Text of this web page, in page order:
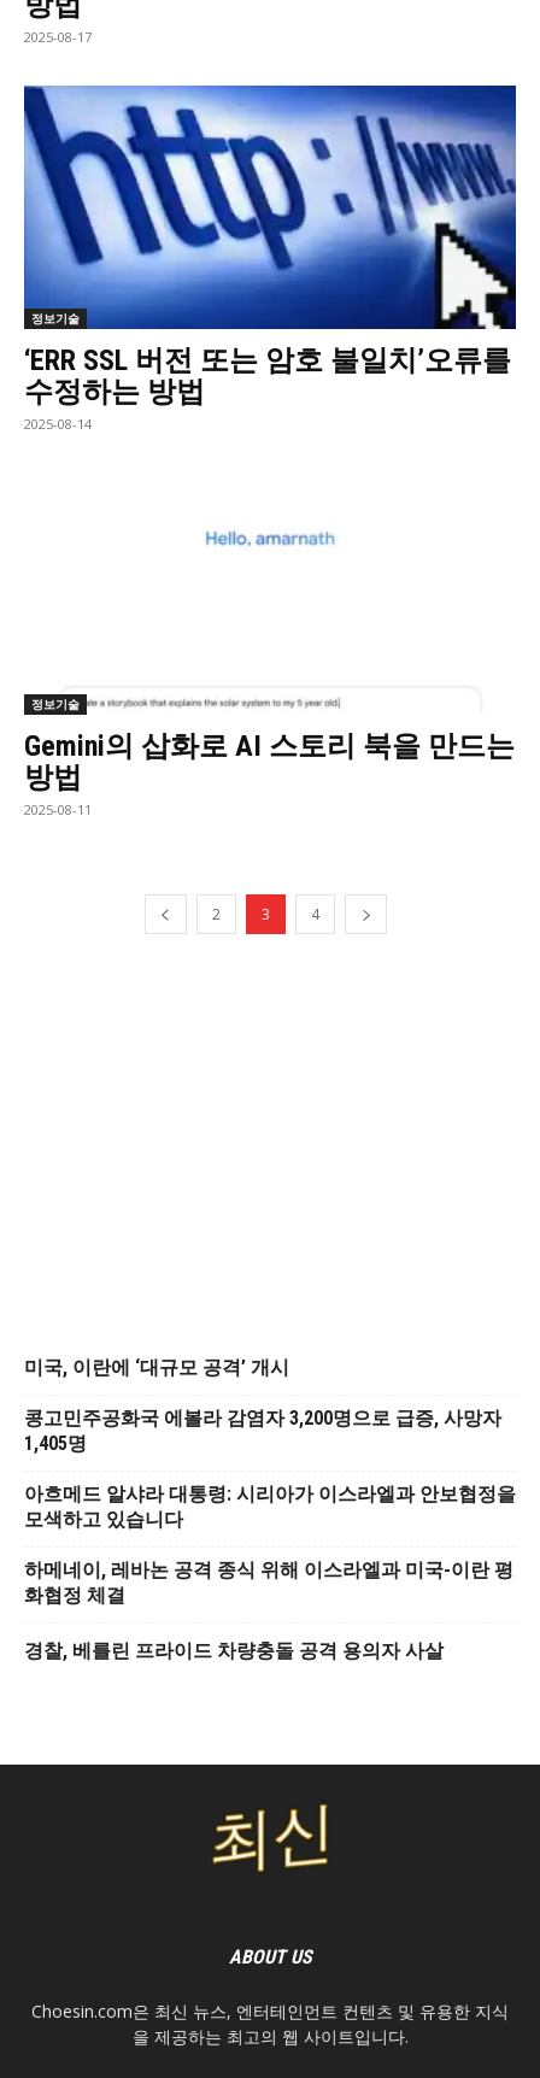
2025-08-17
정보기술
‘ERR SSL 버전 또는 암호 불일치’오류를
수정하는 방법
2025-08-14
정보기술
Gemini의 삽화로 AI 스토리 북을 만드는
방법
2025-08-11
2 3 4
미국, 이란에 ‘대규모 공격’ 개시
콩고민주공화국 에볼라 감염자 3,200명으로 급증, 사망자
1,405명
아흐메드 알샤라 대통령: 시리아가 이스라엘과 안보협정을
모색하고 있습니다
하메네이, 레바논 공격 종식 위해 이스라엘과 미국-이란 평
화협정 체결
경찰, 베를린 프라이드 차량충돌 공격 용의자 사살
ABOUT US
Choesin.com은 최신 뉴스, 엔터테인먼트 컨텐츠 및 유용한 지식
을 제공하는 최고의 웹 사이트입니다.